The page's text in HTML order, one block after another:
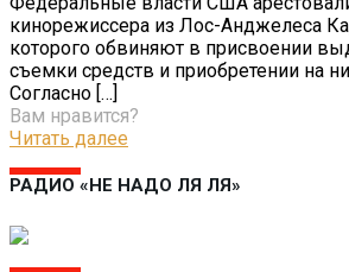
кинорежиссера из Лос-Анджелеса
которого обвиняют в присвоении
съемки средств и приобретении на
Согласно […]
Вам нравится?
Читать далее
РАДИО «НЕ НАДО ЛЯ ЛЯ»